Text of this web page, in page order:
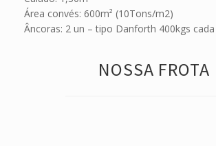
Área convés: 600m² (10Tons/m2)
Âncoras: 2 un – tipo Danforth 400kgs cada
NOSSA FROTA